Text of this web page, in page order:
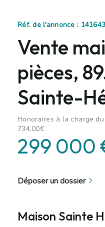
Réf. de l'annonce :
Vente
pièces,
Sainte-
Honoraires à la charge
734,00€
299 000
Déposer un dossier
Maison Sainte